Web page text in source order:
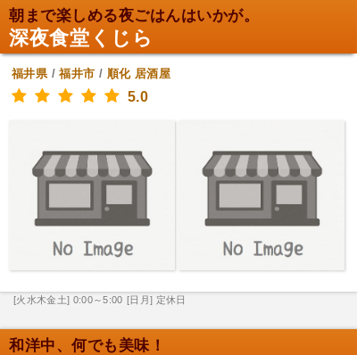
朝まで楽しめる夜ごはんはいかが。
深夜食堂くじら
福井県/福井市 / 順化 居酒屋
5.0
[火水木金土] 0:00～5:00 [日月] 定休日
和洋中、何でも美味！